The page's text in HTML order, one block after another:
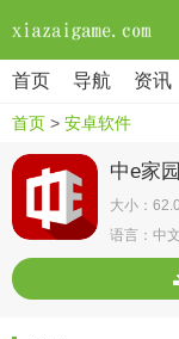
首页 导航 资讯
首页 > 安卓软件
中e家园
大小：
语言：中